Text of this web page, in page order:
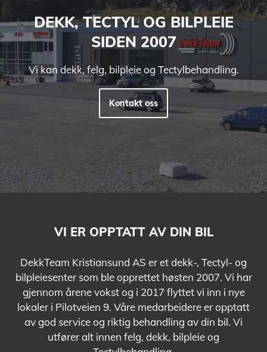
DEKK, TECTYL OG BILPLEIE
SIDEN 2007
Vi kan dekk, felg, bilpleie og Tectylbehandling.
Kontakt oss
VI ER OPPTATT AV DIN BIL
DekkTeam Kristiansund AS er et dekk-, Tectyl- og
bilpleiesenter som ble opprettet høsten 2007. Vi har
gjennom årene vokst og i 2017 flyttet vi inn i nye
lokaler i Pilotveien 9. Våre medarbeidere er opptatt
av god service og riktig behandling av din bil. Vi
utfører alt innen felg, dekk, bilpleie og